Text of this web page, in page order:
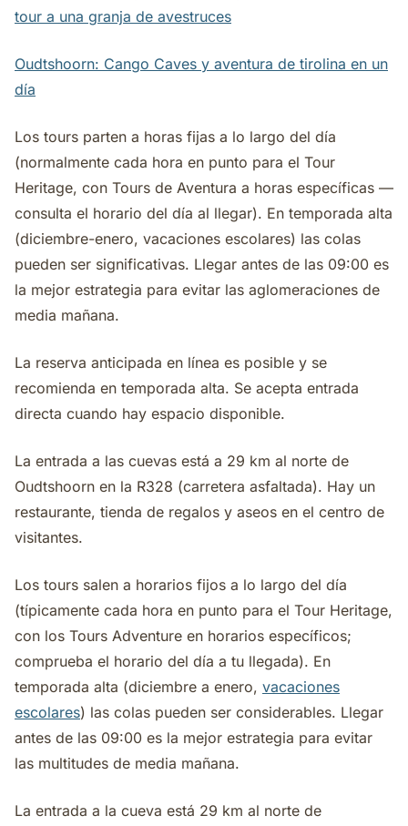
tour a una granja de avestruces
Oudtshoorn: Cango Caves y aventura de tirolina en un
día
Los tours parten a horas fijas a lo largo del día
(normalmente cada hora en punto para el Tour
Heritage, con Tours de Aventura a horas específicas —
consulta el horario del día al llegar). En temporada alta
(diciembre-enero, vacaciones escolares) las colas
pueden ser significativas. Llegar antes de las 09:00 es
la mejor estrategia para evitar las aglomeraciones de
media mañana.
La reserva anticipada en línea es posible y se
recomienda en temporada alta. Se acepta entrada
directa cuando hay espacio disponible.
La entrada a las cuevas está a 29 km al norte de
Oudtshoorn en la R328 (carretera asfaltada). Hay un
restaurante, tienda de regalos y aseos en el centro de
visitantes.
Los tours salen a horarios fijos a lo largo del día
(típicamente cada hora en punto para el Tour Heritage,
con los Tours Adventure en horarios específicos;
comprueba el horario del día a tu llegada). En
temporada alta (diciembre a enero, vacaciones
escolares) las colas pueden ser considerables. Llegar
antes de las 09:00 es la mejor estrategia para evitar
las multitudes de media mañana.
La entrada a la cueva está 29 km al norte de